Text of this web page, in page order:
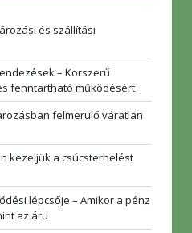
és szállítási
– Korszerű
fenntartható működésért
felmerülő váratlan
kezeljük a csúcsterhelést
lépcsője – Amikor a pénz
az áru